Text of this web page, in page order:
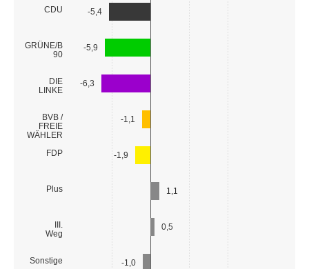
CDU
GRÜNE/B
90
DIE
LINKE
BVB /
FREIE
WÄHLER
FDP
Plus
III.
Weg
Sonstige
-5,4
-5,9
-6,3
-1,1
-1,9
1,1
0,5
-1,0